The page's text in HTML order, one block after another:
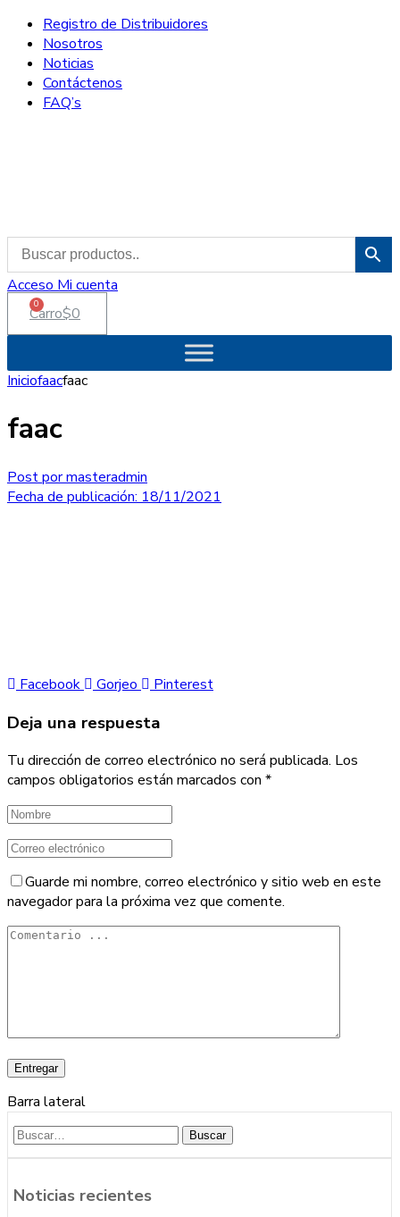
Registro de Distribuidores
Nosotros
Noticias
Contáctenos
FAQ’s
Acceso Mi cuenta
$0
0
Carro
Iniciofaacfaac
faac
Post pormasteradmin
Fecha de publicación: 18/11/2021
Facebook Gorjeo Pinterest
Deja una respuesta
Tu dirección de correo electrónico no será publicada. Los
campos obligatorios están marcados con *
Guarde mi nombre, correo electrónico y sitio web en este
navegador para la próxima vez que comente.
Barra lateral
Buscar
Noticias recientes